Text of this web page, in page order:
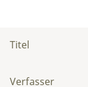
Titel
Verfasser